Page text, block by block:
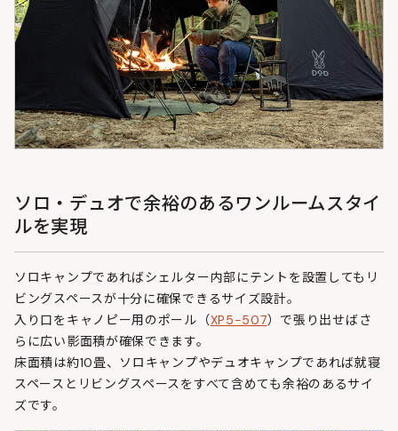
ソロ・デュオで余裕のあるワンルームスタイ
ルを実現
ソロキャンプであればシェルター内部にテントを設置してもリ
ビングスペースが十分に確保できるサイズ設計。
入り口をキャノピー用のポール（XP5-507）で張り出せばさ
らに広い影面積が確保できます。
床面積は約10畳、ソロキャンプやデュオキャンプであれば就寝
スペースとリビングスペースをすべて含めても余裕のあるサイ
ズです。